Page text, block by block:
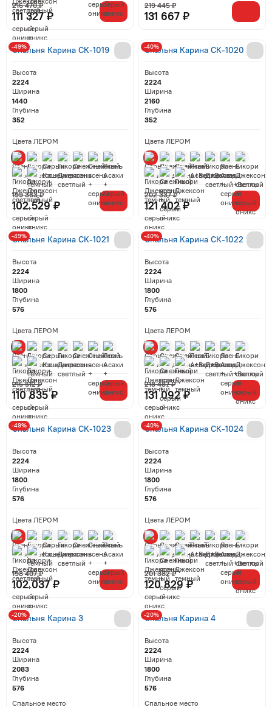
111 327 ₽
216 470 ₽
131 667 ₽
219 445 ₽
Спальня Карина СК-1019
Высота
2224
Ширина
1440
Глубина
352
Цвета ЛЕРОМ
102 529 ₽
199 363 ₽
-49% Спальня Карина СК-1020
Высота
2224
Ширина
2160
Глубина
352
Цвета ЛЕРОМ
121 402 ₽
202 337 ₽
-40%
Спальня Карина СК-1021
Высота
2224
Ширина
1800
Глубина
576
Цвета ЛЕРОМ
110 835 ₽
215 512 ₽
-49% Спальня Карина СК-1022
Высота
2224
Ширина
1800
Глубина
576
Цвета ЛЕРОМ
131 092 ₽
218 487 ₽
-40%
Спальня Карина СК-1023
Высота
2224
Ширина
1800
Глубина
576
Цвета ЛЕРОМ
102 037 ₽
198 407 ₽
-49% Спальня Карина СК-1024
Высота
2224
Ширина
1800
Глубина
576
Цвета ЛЕРОМ
120 829 ₽
201 382 ₽
-40%
Спальня Карина 3
Высота
2224
Ширина
2083
Глубина
576
Спальное место
-20% Спальня Карина 4
Высота
2224
Ширина
1800
Глубина
576
Спальное место
-20%